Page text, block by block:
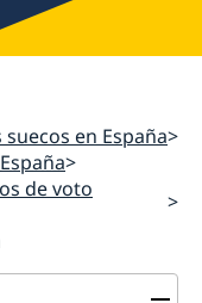
en España
de voto